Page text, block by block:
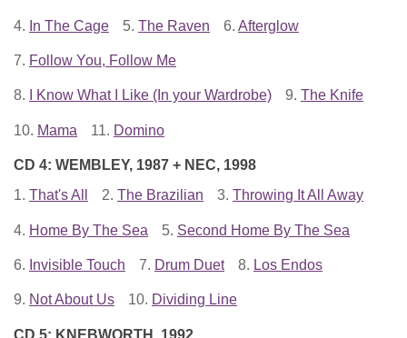
4. In The Cage 5. The Raven 6. Afterglow
7. Follow You, Follow Me
8. I Know What I Like (In your Wardrobe) 9. The Knife
10. Mama 11. Domino
CD 4: WEMBLEY, 1987 + NEC, 1998
1. That's All 2. The Brazilian 3. Throwing It All Away
4. Home By The Sea 5. Second Home By The Sea
6. Invisible Touch 7. Drum Duet 8. Los Endos
9. Not About Us 10. Dividing Line
CD 5: KNEBWORTH, 1992